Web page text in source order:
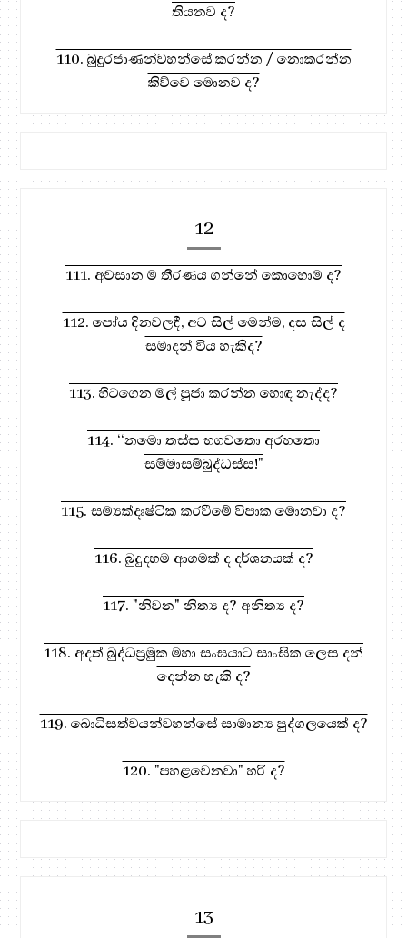
තියනව ද?
110. බුදුරජාණන්වහන්සේ කරන්න / නොකරන්න
කිව්වෙ මොනව ද?
12
111. අවසාන ම තීරණය ගන්නේ කොහොම ද?
112. පෝය දිනවලදී, අට සිල් මෙන්ම, දස සිල් ද
සමාදන් විය හැකිද?
113. හිටගෙන මල් පූජා කරන්න හොඳ නැද්ද?
114. ‘‘නමො තස්ස භගවතො අරහතො
සම්මාසම්බුද්ධස්ස!"
115. සම්‍යක්දෘෂ්ටික කරවීමේ විපාක මොනවා ද?
116. බුදුදහම ආගමක් ද දර්ශනයක් ද?
117. "නිවන" නිත්‍ය ද? අනිත්‍ය ද?
118. අදත් බුද්ධප්‍රමුක මහා සංඝයාට සාංඝික ලෙස දන්
දෙන්න හැකි ද?
119. බොධිසත්වයන්වහන්සේ සාමාන්‍ය පුද්ගලයෙක් ද?
120. "පහළවෙනවා" හරි ද?
13